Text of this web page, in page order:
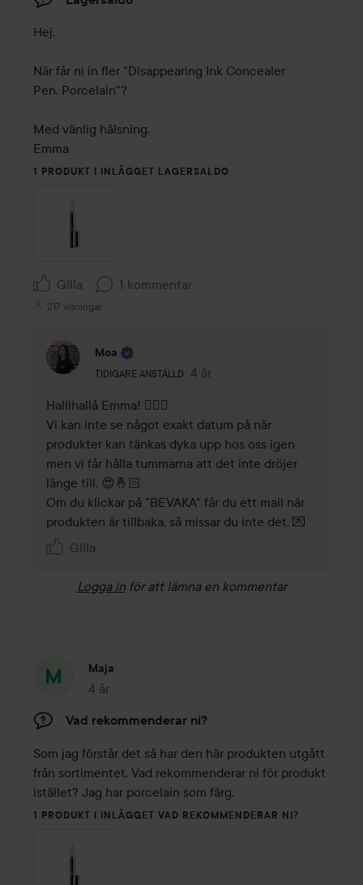
Hej,
När får ni in fler "Disappearing Ink Concealer
Pen, Porcelain"?
Med vänlig hälsning,
Emma
1 PRODUKT I INLÄGGET LAGERSALDO
Gilla 1 kommentar
217 visningar
Moa
TIDIGARE ANSTÄLLD
Användarens roll: Tidigare anställd.
4 år
Kommentaren lades 4 år
Hallihallå Emma! 🙋🏼‍♀️
Vi kan inte se något exakt datum på när
produkter kan tänkas dyka upp hos oss igen
men vi får hålla tummarna att det inte dröjer
länge till. 😍🤞🏻
Om du klickar på "BEVAKA" får du ett mail när
produkten är tillbaka, så missar du inte det. 💌
Gilla
Logga in för att lämna en kommentar
Maja
4 år
Inlägget skapades 4 år
Vad rekommenderar ni?
Som jag förstår det så har den här produkten utgått
från sortimentet. Vad rekommenderar ni för produkt
istället? Jag har porcelain som färg.
1 PRODUKT I INLÄGGET VAD REKOMMENDERAR NI?